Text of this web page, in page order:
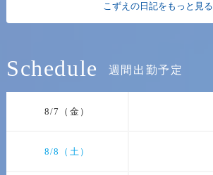
こずえの日記をもっと見る
Schedule 週間出勤予定
8/7（金）
8/8（土）